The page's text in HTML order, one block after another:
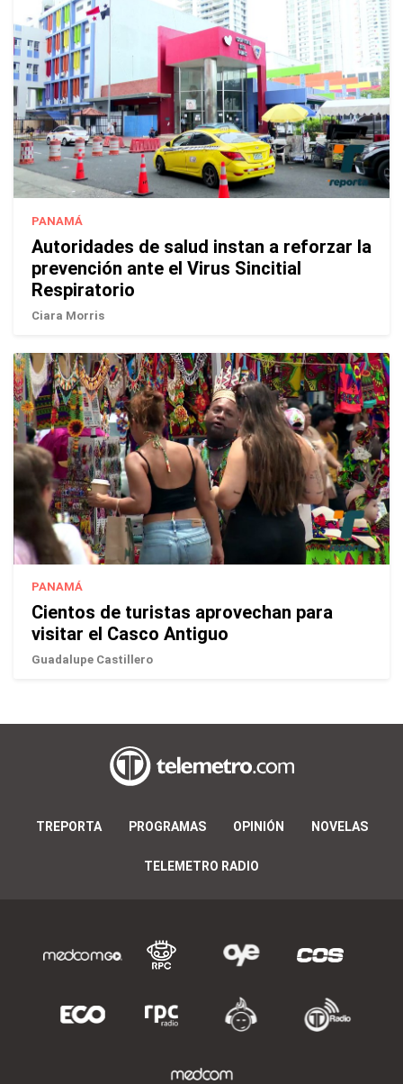
PANAMÁ
Autoridades de salud instan a reforzar la
prevención ante el Virus Sincitial
Respiratorio
Ciara Morris
PANAMÁ
Cientos de turistas aprovechan para
visitar el Casco Antiguo
Guadalupe Castillero
TREPORTA PROGRAMAS OPINIÓN NOVELAS
TELEMETRO RADIO